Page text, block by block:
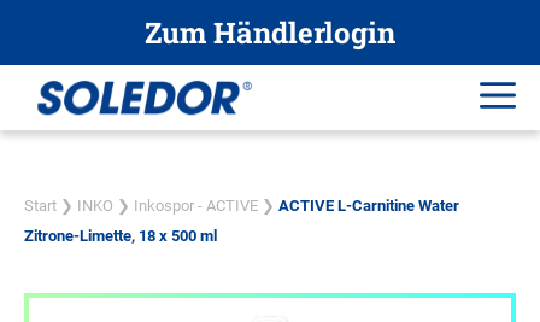
springen
Zum Händlerlogin
Start ❯ INKO ❯ Inkospor - ACTIVE ❯ ACTIVE L-Carnitine Water
Zitrone-Limette, 18 x 500 ml